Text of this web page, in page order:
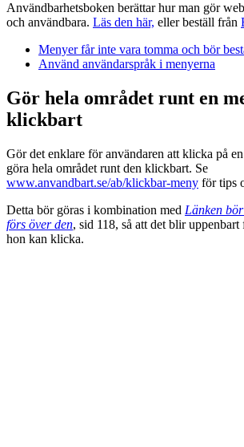
Användbarhetsboken berättar hur man gör
och användbara. Läs den här, eller beställ från
Menyer får inte vara tomma och bör
Använd användarspråk i menyerna
Gör hela området runt en
klickbart
Gör det enklare för användaren att klicka på
göra hela området runt den klickbart. Se
www.anvandbart.se/ab/klickbar-meny för tips
Detta bör göras i kombination med Länken
förs över den, sid 118, så att det blir
hon kan klicka.